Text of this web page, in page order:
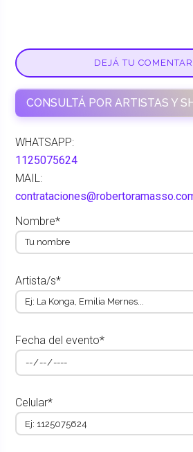
DEJÁ TU
CONSULTÁ POR ARTISTAS Y
WHATSAPP:
1125075624
MAIL:
Nombre*
Artista/s*
Fecha del evento*
Celular*